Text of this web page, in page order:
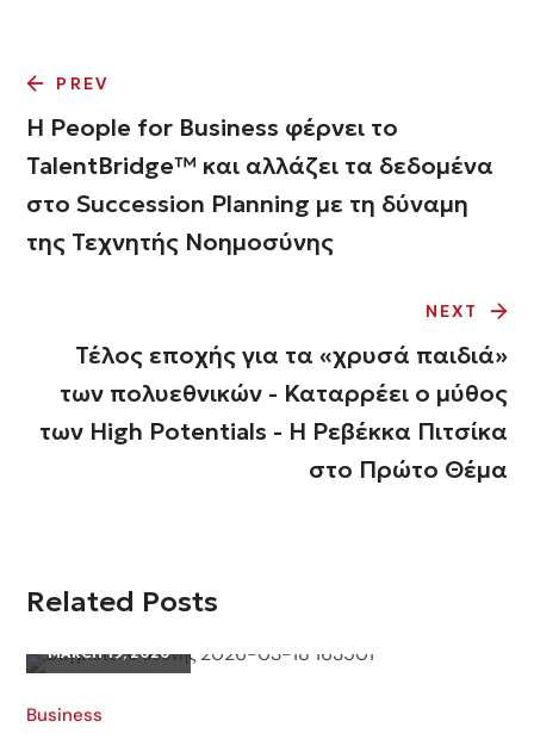
PREV
Η People for Business φέρνει το
TalentBridge™ και αλλάζει τα δεδομένα
στο Succession Planning με τη δύναμη
της Τεχνητής Νοημοσύνης
NEXT
Τέλος εποχής για τα «χρυσά παιδιά»
των πολυεθνικών - Καταρρέει ο μύθος
των High Potentials - Η Ρεβέκκα Πιτσίκα
στο Πρώτο Θέμα
Related Posts
MARCH 19, 2026
Business